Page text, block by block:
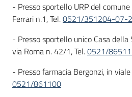
- Presso sportello URP del
Ferrari n.1, Tel.0521/351204-07-
- Presso sportello unico Casa
via Roma n. 42/1, Tel.0521/
- Presso farmacia Bergonzi, in
0521/861100